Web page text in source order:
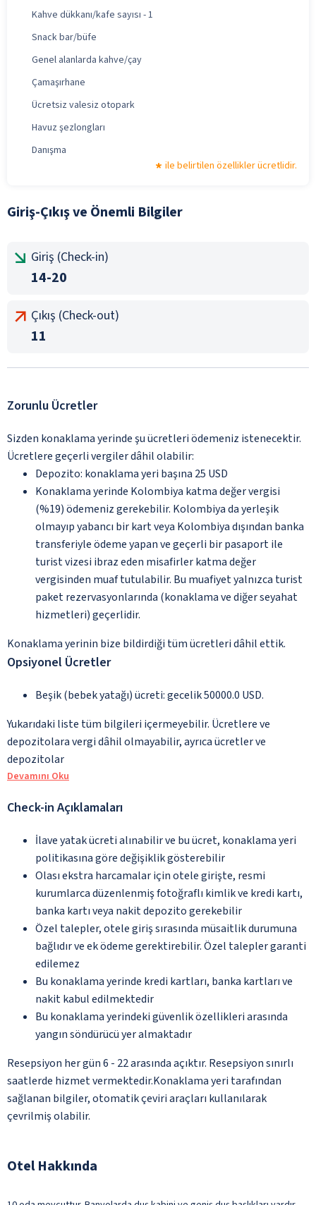
Kahve dükkanı/kafe sayısı - 1
Snack bar/büfe
Genel alanlarda kahve/çay
Çamaşırhane
Ücretsiz valesiz otopark
Havuz şezlongları
Danışma
ile belirtilen özellikler ücretlidir.
Giriş-Çıkış ve Önemli Bilgiler
Giriş (Check-in)
14-20
Çıkış (Check-out)
11
Zorunlu Ücretler
Sizden konaklama yerinde şu ücretleri ödemeniz istenecektir.
Ücretlere geçerli vergiler dâhil olabilir:
Depozito: konaklama yeri başına 25 USD
Konaklama yerinde Kolombiya katma değer vergisi
(%19) ödemeniz gerekebilir. Kolombiya da yerleşik
olmayıp yabancı bir kart veya Kolombiya dışından banka
transferiyle ödeme yapan ve geçerli bir pasaport ile
turist vizesi ibraz eden misafirler katma değer
vergisinden muaf tutulabilir. Bu muafiyet yalnızca turist
paket rezervasyonlarında (konaklama ve diğer seyahat
hizmetleri) geçerlidir.
Konaklama yerinin bize bildirdiği tüm ücretleri dâhil ettik.
Opsiyonel Ücretler
Beşik (bebek yatağı) ücreti: gecelik 50000.0 USD.
Yukarıdaki liste tüm bilgileri içermeyebilir. Ücretlere ve
depozitolara vergi dâhil olmayabilir, ayrıca ücretler ve
depozitolar
Devamını Oku
Check-in Açıklamaları
İlave yatak ücreti alınabilir ve bu ücret, konaklama yeri
politikasına göre değişiklik gösterebilir
Olası ekstra harcamalar için otele girişte, resmi
kurumlarca düzenlenmiş fotoğraflı kimlik ve kredi kartı,
banka kartı veya nakit depozito gerekebilir
Özel talepler, otele giriş sırasında müsaitlik durumuna
bağlıdır ve ek ödeme gerektirebilir. Özel talepler garanti
edilemez
Bu konaklama yerinde kredi kartları, banka kartları ve
nakit kabul edilmektedir
Bu konaklama yerindeki güvenlik özellikleri arasında
yangın söndürücü yer almaktadır
Resepsiyon her gün 6 - 22 arasında açıktır. Resepsiyon sınırlı
saatlerde hizmet vermektedir.Konaklama yeri tarafından
sağlanan bilgiler, otomatik çeviri araçları kullanılarak
çevrilmiş olabilir.
Otel Hakkında